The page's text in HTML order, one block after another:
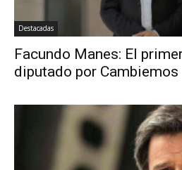
Destacadas
Facundo Manes: El
diputado por Cambiemos